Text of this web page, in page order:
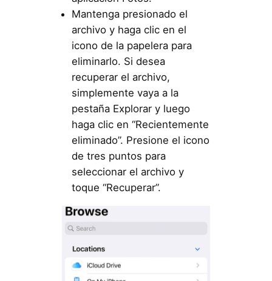
Mantenga presionado el
archivo y haga clic en el
icono de la papelera para
eliminarlo. Si desea
recuperar el archivo,
simplemente vaya a la
pestaña Explorar y luego
haga clic en “Recientemente
eliminado”. Presione el icono
de tres puntos para
seleccionar el archivo y
toque “Recuperar”.